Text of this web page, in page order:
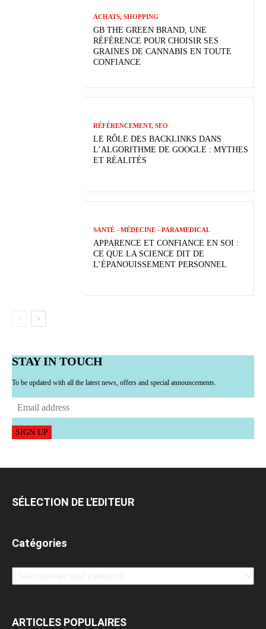
ACHATS, SHOPPING
GB THE GREEN BRAND, UNE
RÉFÉRENCE POUR CHOISIR SES
GRAINES DE CANNABIS EN TOUTE
CONFIANCE
RÉFÉRENCEMENT, SEO
LE RÔLE DES BACKLINKS DANS
L’ALGORITHME DE GOOGLE : MYTHES
ET RÉALITÉS
SANTÉ - MÉDECINE - PARAMEDICAL
APPARENCE ET CONFIANCE EN SOI :
CE QUE LA SCIENCE DIT DE
L’ÉPANOUISSEMENT PERSONNEL
STAY IN TOUCH
To be updated with all the latest news, offers and special announcements.
SIGN UP
SÉLECTION DE L'EDITEUR
Catégories
Catégories
ARTICLES POPULAIRES